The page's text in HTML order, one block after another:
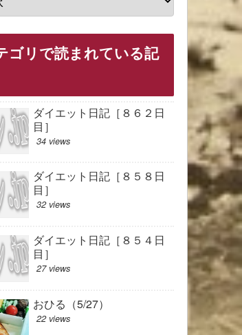
ゴリで読まれている記
ダイエット日記［８６２日
目］
34 views
ダイエット日記［８５８日
目］
32 views
ダイエット日記［８５４日
目］
27 views
おひる（5/27）
22 views